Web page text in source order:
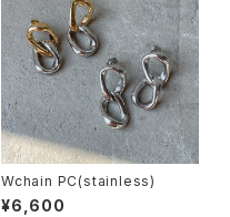
Wchain PC(stainless)
¥6,600